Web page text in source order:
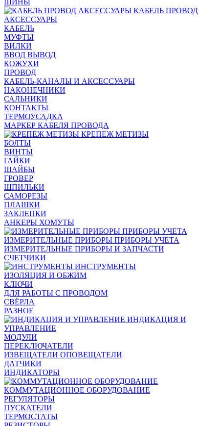
ШИНЫ
КАБЕЛЬ ПРОВОД
АКСЕССУАРЫ
КАБЕЛЬ
МУФТЫ
ВИЛКИ
ВВОД ВЫВОД
КОЖУХИ
ПРОВОД
КАБЕЛЬ-КАНАЛЫ И АКСЕССУАРЫ
НАКОНЕЧНИКИ
САЛЬНИКИ
КОНТАКТЫ
ТЕРМОУСАДКА
МАРКЕР КАБЕЛЯ ПРОВОДА
КРЕПЕЖ МЕТИЗЫ
БОЛТЫ
ВИНТЫ
ГАЙКИ
ШАЙБЫ
ГРОВЕР
ШПИЛЬКИ
САМОРЕЗЫ
ПЛАШКИ
ЗАКЛЕПКИ
АНКЕРЫ ХОМУТЫ
ИЗМЕРИТЕЛЬНЫЕ ПРИБОРЫ ПРИБОРЫ УЧЕТА
ИЗМЕРИТЕЛЬНЫЕ ПРИБОРЫ И ЗАПЧАСТИ
СЧЕТЧИКИ
ИНСТРУМЕНТЫ
ИЗОЛЯЦИЯ И ОБЖИМ
КЛЮЧИ
ДЛЯ РАБОТЫ С ПРОВОДОМ
СВЁРЛА
РАЗНОЕ
ИНДИКАЦИЯ И
УПРАВЛЕНИЕ
МОДУЛИ
ПЕРЕКЛЮЧАТЕЛИ
ИЗВЕЩАТЕЛИ ОПОВЕЩАТЕЛИ
ДАТЧИКИ
ИНДИКАТОРЫ
КОММУТАЦИОННОЕ ОБОРУДОВАНИЕ
РЕГУЛЯТОРЫ
ПУСКАТЕЛИ
ТЕРМОСТАТЫ